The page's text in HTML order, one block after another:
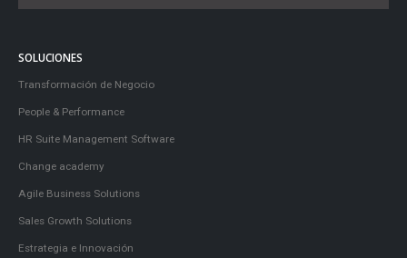
SOLUCIONES
Transformación de Negocio
People & Performance
HR Suite Management Software
Change academy
Agile Business Solutions
Sales Growth Solutions
Estrategia e Innovación